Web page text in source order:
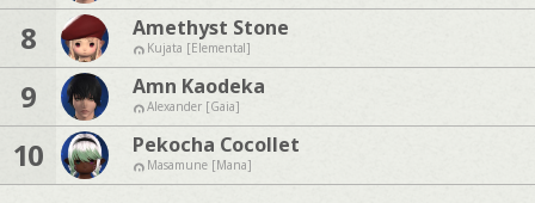
8 Amethyst Stone
Kujata [Elemental]
9 Amn Kaodeka
Alexander [Gaia]
10 Pekocha Cocollet
Masamune [Mana]